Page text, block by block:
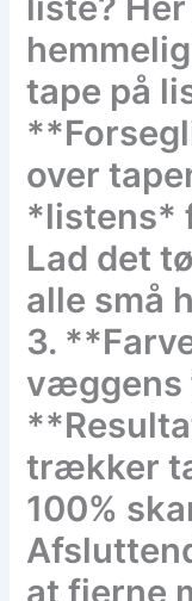
tape på
over
*listens*
Lad det
alle små
3.
væggens
trækker
100%
at fjerne